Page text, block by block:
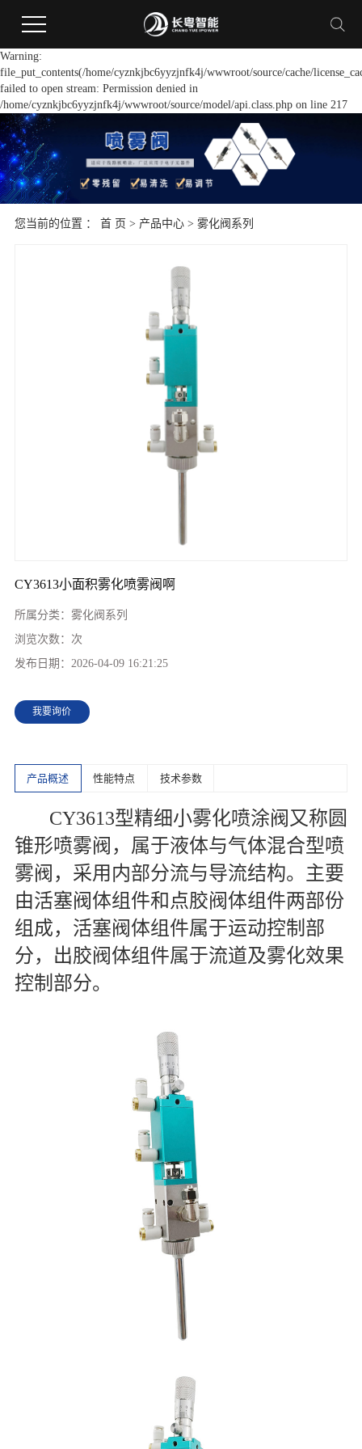
Warning:
file_put_contents(/home/cyznkjbc6yyzjnfk4j/wwwroot/source/cache/
failed to open stream: Permission denied in
/home/cyznkjbc6yyzjnfk4j/wwwroot/source/model/api.class.php on line 217
您当前的位置 ： 首 页 > 产品中心> 雾化阀系列
CY3613小面积雾化喷雾阀啊
所属分类： 雾化阀系列
浏览次数： 次
发布日期： 2026-04-09 16:21:25
我要询价
产品概述 性能特点 技术参数
CY3613型精细小雾化喷涂阀又称圆
锥形喷雾阀，属于液体与气体混合型喷
雾阀，采用内部分流与导流结构。主要
由活塞阀体组件和点胶阀体组件两部份
组成，活塞阀体组件属于运动控制部
分，出胶阀体组件属于流道及雾化效果
控制部分。